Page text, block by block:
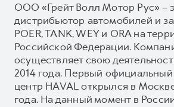
ООО «Грейт Волл Мотор Рус» –
дистрибьютор автомобилей и
POER, TANK, WEY и ORA на
Российской Федерации.
осуществляет свою
2014 года. Первый
центр HAVAL открылся в
года. На данный момент в